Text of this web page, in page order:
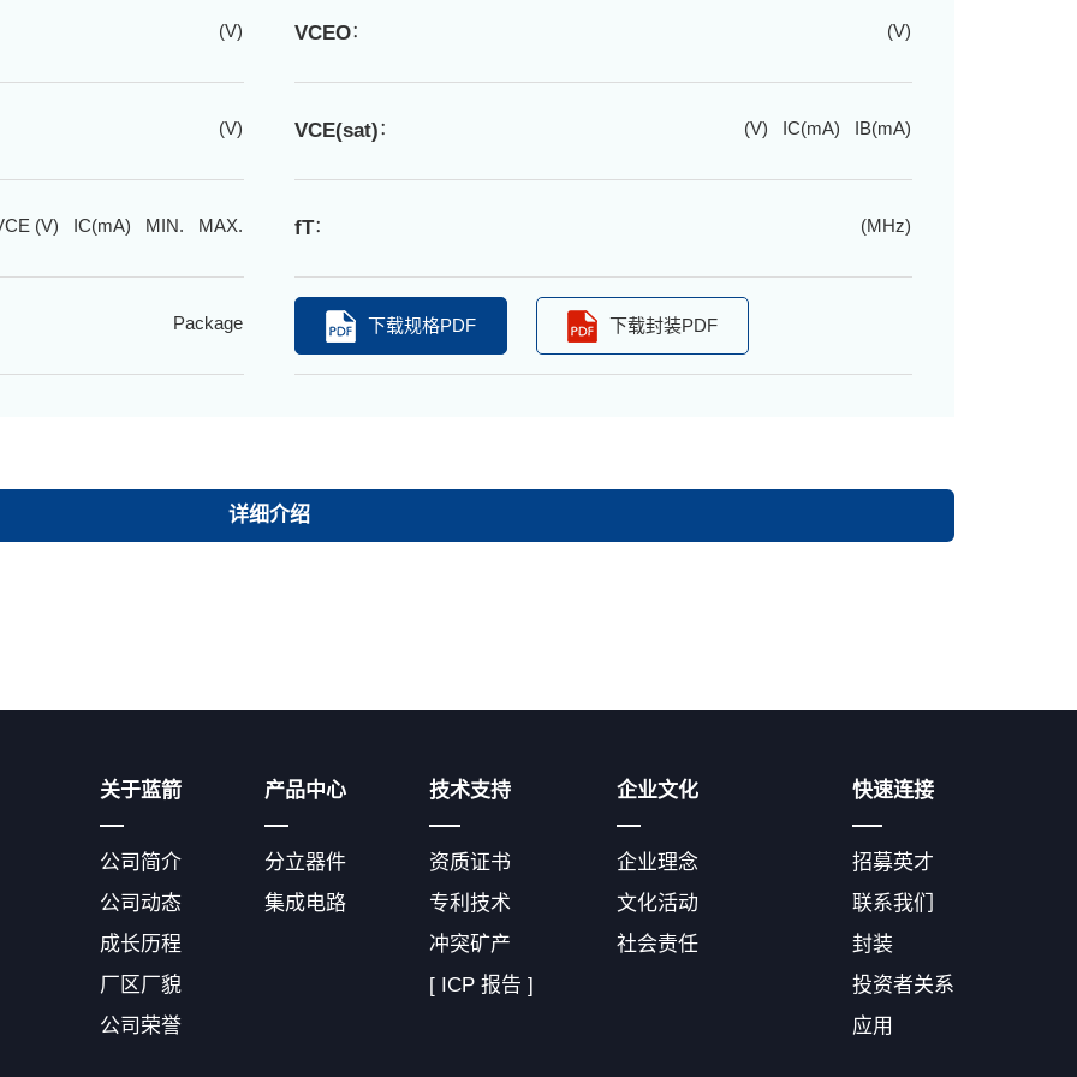
(V) VCEO： (V)
(V) VCE(sat)： (V) IC(mA) IB(mA)
(V) IC(mA) MIN. MAX. fT： (MHz)
Package 下载规格PDF 下载封装PDF
详细介绍
关于蓝箭
公司简介
公司动态
成长历程
厂区厂貌
公司荣誉
产品中心
分立器件
集成电路
技术支持
资质证书
专利技术
冲突矿产
[ ICP 报告 ]
企业文化
企业理念
文化活动
社会责任
快速连接
招募英才
联系我们
封装
投资者关系
应用